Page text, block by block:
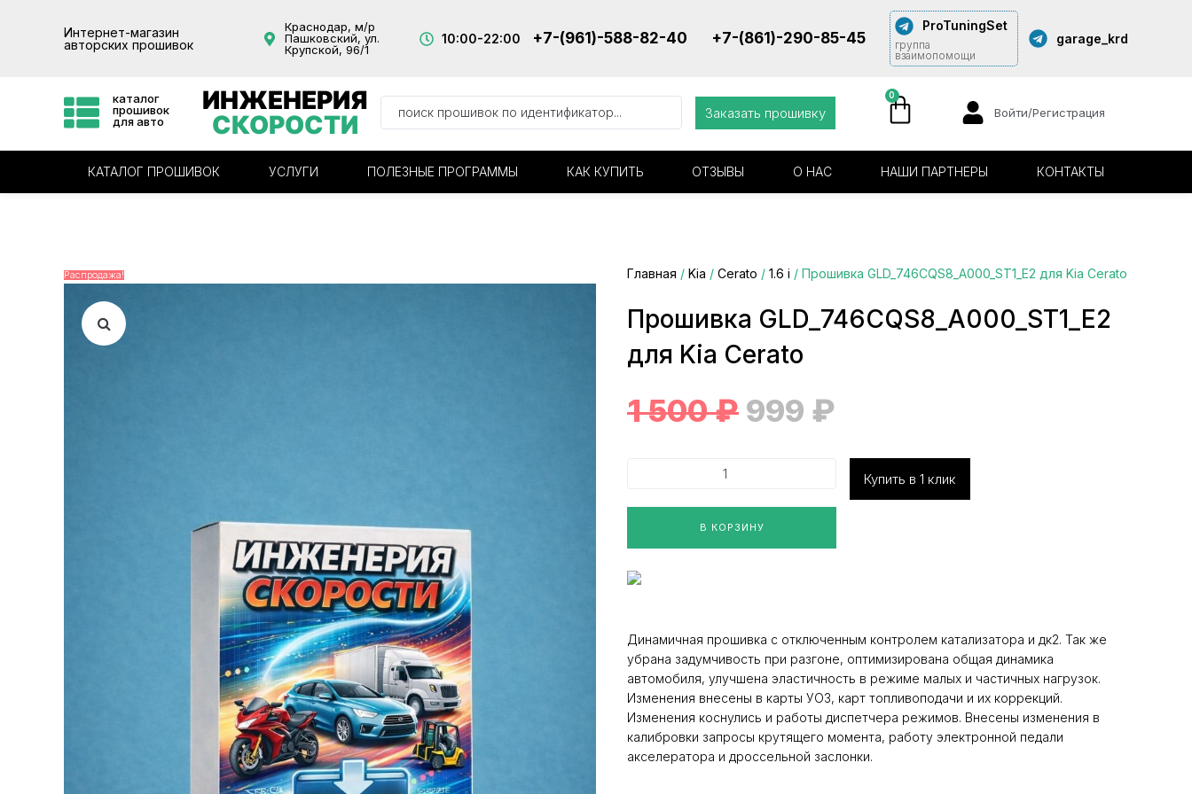
Интернет-магазин
авторских прошивок
Краснодар, м/р
Пашковский, ул.
Крупской, 96/1
10:00-22:00 +7-(961)-588-82-40 +7-(861)-290-85-45
ProTuningSet
группа
взаимопомощи
garage_krd
каталог
прошивок
для авто
ИНЖЕНЕРИЯ
СКОРОСТИ
Заказать прошивку
0
Войти/Регистрация
КАТАЛОГ ПРОШИВОК УСЛУГИ ПОЛЕЗНЫЕ ПРОГРАММЫ КАК КУПИТЬ ОТЗЫВЫ О НАС НАШИ ПАРТНЕРЫ КОНТАКТЫ
Распродажа! Главная / Kia / Cerato / 1.6 i / Прошивка GLD_746CQS8_A000_ST1_E2 для Kia Cerato
Прошивка GLD_746CQS8_A000_ST1_E2
для Kia Cerato
1 500₽ 999 ₽
В КОРЗИНУ
Купить в 1 клик
Динамичная прошивка с отключенным контролем катализатора и дк2. Так же
убрана задумчивость при разгоне, оптимизирована общая динамика
автомобиля, улучшена эластичность в режиме малых и частичных нагрузок.
Изменения внесены в карты УОЗ, карт топливоподачи и их коррекций.
Изменения коснулись и работы диспетчера режимов. Внесены изменения в
калибровки запросы крутящего момента, работу электронной педали
акселератора и дроссельной заслонки.